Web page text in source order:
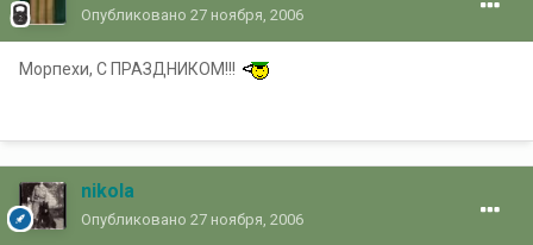
Опубликовано 27 ноября, 2006
Морпехи, С ПРАЗДНИКОМ!!!
nikola
Опубликовано 27 ноября, 2006